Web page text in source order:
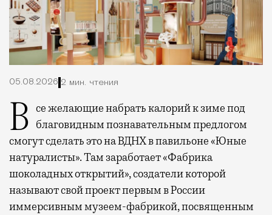
05.08.2026 2 мин. чтения
Все желающие набрать калорий к зиме под благовидным познавательным предлогом
смогут сделать это на ВДНХ в павильоне «Юные
натуралисты». Там заработает «Фабрика
шоколадных открытий», создатели которой
называют свой проект первым в России
иммерсивным музеем-фабрикой, посвященным